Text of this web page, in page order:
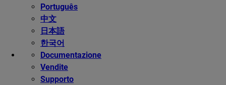
Português
中文
日本語
한국어
Documentazione
Vendite
Supporto